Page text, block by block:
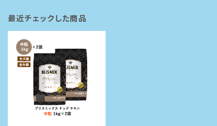
最近チェックした商品